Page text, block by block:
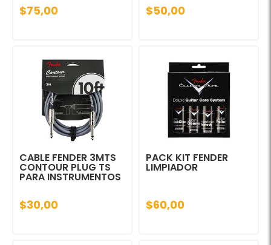
$75,00 $50,00
CABLE FENDER 3MTS
CONTOUR PLUG TS
PARA INSTRUMENTOS
$30,00
PACK KIT FENDER
LIMPIADOR
$60,00